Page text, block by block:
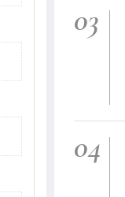
03
04